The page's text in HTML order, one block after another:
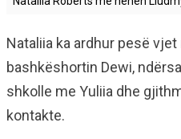
Nataliia ka ardhur pesë
bashkëshortin Dewi,
shkolle me Yuliia dhe
kontakte.